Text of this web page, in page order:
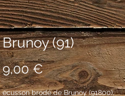
Brunoy (91)
9,00 €Prix
écusson brodé de Brunoy (91800),